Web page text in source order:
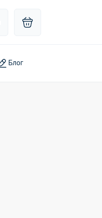
Блог